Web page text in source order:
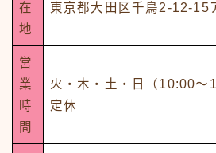
在
地
東京都大田区千鳥2-12-15
営
業
時
間
火・木・土・日（10:00
定休